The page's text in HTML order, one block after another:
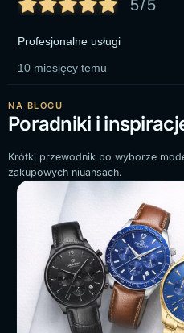
5/5
Profesjonalne usługi
10 miesięcy temu
NA BLOGU
Poradniki i
Krótki przewodnik po wyborze
zakupowych niuansach.